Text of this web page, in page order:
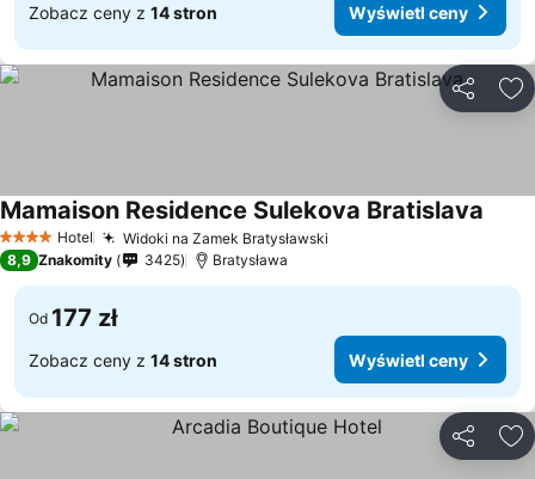
Zobacz ceny z 14 stron Wyświetl ceny
4 KategoriaHotel Widoki na Zamek Bratysławski
Mamaison Residence Sulekova Bratislava
8,9 Znakomity 3425 Bratysława
Od 177 zł
Zobacz ceny z 14 stron Wyświetl ceny